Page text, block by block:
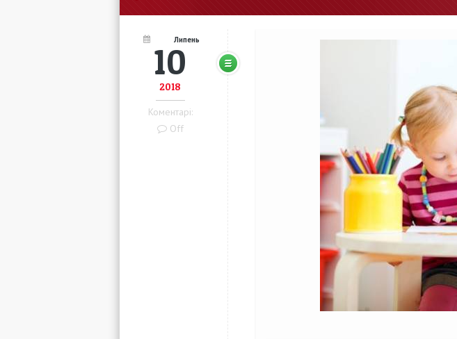
10
Липень
2018
Коментарі:
Off